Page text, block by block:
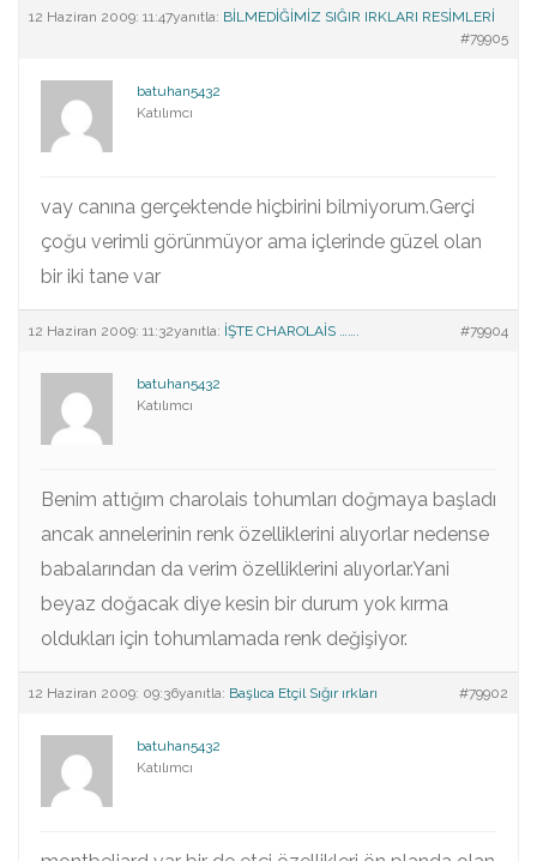
12 Haziran 2009: 11:47yanıtla: BİLMEDİĞİMİZ SIĞIR IRKLARI RESİMLERİ
#79905
batuhan5432
Katılımcı
vay canına gerçektende hiçbirini bilmiyorum.Gerçi
çoğu verimli görünmüyor ama içlerinde güzel olan
bir iki tane var
12 Haziran 2009: 11:32yanıtla: İŞTE CHAROLAİS ……. #79904
batuhan5432
Katılımcı
Benim attığım charolais tohumları doğmaya başladı
ancak annelerinin renk özelliklerini alıyorlar nedense
babalarından da verim özelliklerini alıyorlar.Yani
beyaz doğacak diye kesin bir durum yok kırma
oldukları için tohumlamada renk değişiyor.
12 Haziran 2009: 09:36yanıtla: Başlıca Etçil Sığır ırkları #79902
batuhan5432
Katılımcı